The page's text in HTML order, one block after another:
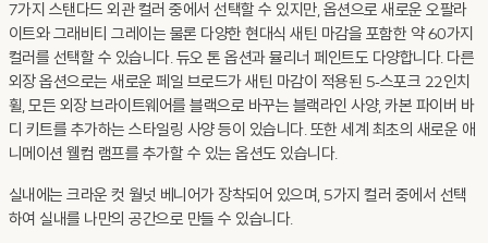
7가지 스탠다드 외관 컬러 중에서 선택할 수 있지만, 옵션으로 새로운 오팔라
이트와 그래비티 그레이는 물론 다양한 현대식 새틴 마감을 포함한 약 60가지
컬러를 선택할 수 있습니다. 듀오 톤 옵션과 뮬리너 페인트도 다양합니다. 다른
외장 옵션으로는 새로운 페일 브로드가 새틴 마감이 적용된 5-스포크 22인치
휠, 모든 외장 브라이트웨어를 블랙으로 바꾸는 블랙라인 사양, 카본 파이버 바
디 키트를 추가하는 스타일링 사양 등이 있습니다. 또한 세계 최초의 새로운 애
니메이션 웰컴 램프를 추가할 수 있는 옵션도 있습니다.
실내에는 크라운 컷 월넛 베니어가 장착되어 있으며, 5가지 컬러 중에서 선택
하여 실내를 나만의 공간으로 만들 수 있습니다.